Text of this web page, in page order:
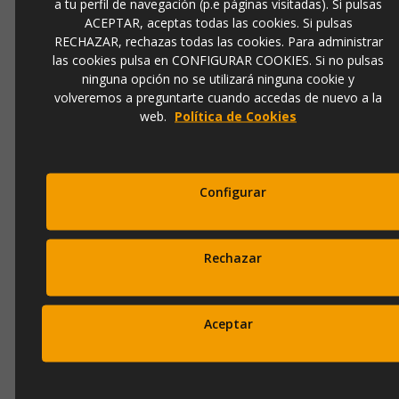
973 501 496
EMail
info@ibergada.com
Compártelo:
pintado a mano. Pintura en la que se superponen diferentes
líneas y formas en tonos verdes, grises, blancos y negros. La
pintura se ha aplicado con textura.Marco en color natural
100cm x 100cm x 5cm
ACEPTAR, aceptas todas las cookies. Si pulsas
RECHAZAR, rechazas todas las cookies. Para administrar
las cookies pulsa en CONFIGURAR COOKIES. Si no pulsas
ninguna opción no se utilizará ninguna cookie y
volveremos a preguntarte cuando accedas de nuevo a la
web. Política de Cookies
Configurar
Rechazar
Aceptar